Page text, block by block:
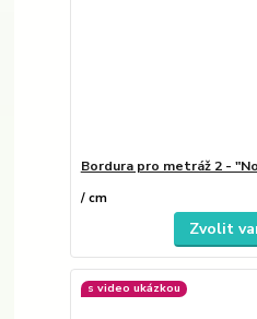
Bordura pro metráž 2 -
/cm
Zvolit
s video ukázkou